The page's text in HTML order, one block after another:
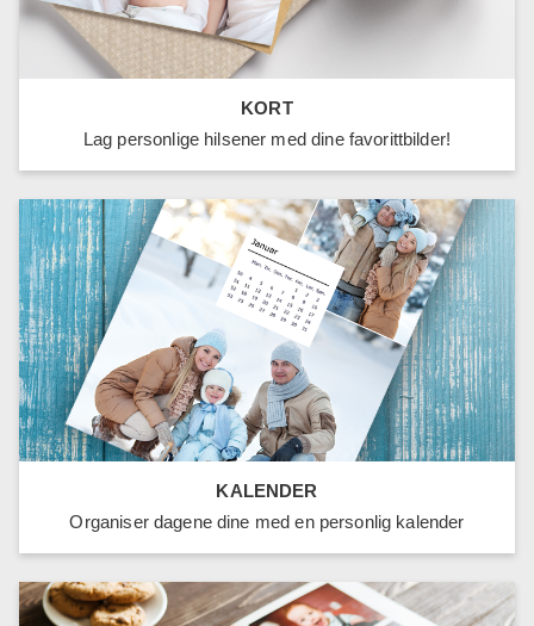
KORT
Lag personlige hilsener med dine favorittbilder!
KALENDER
Organiser dagene dine med en personlig kalender